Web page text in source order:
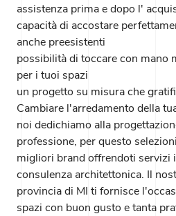
assistenza prima e dopo l'
capacità di accostare
anche preesistenti
possibilità di toccare con mano
per i tuoi spazi
un progetto su misura che
Cambiare l'arredamento della
noi dedichiamo alla
professione, per questo
migliori brand offrendoti servizi
consulenza architettonica. Il
provincia di MI ti fornisce
spazi con buon gusto e tanta